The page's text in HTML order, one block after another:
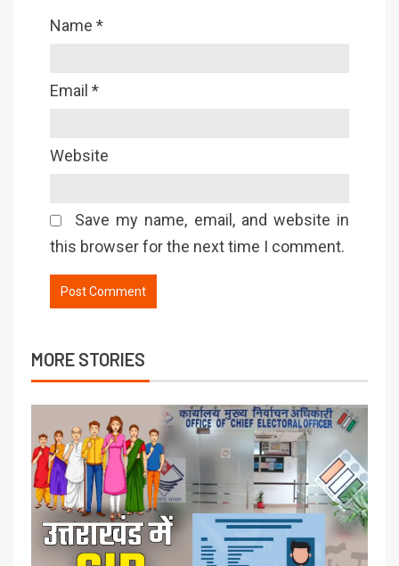
Name *
Email *
Website
Save my name, email, and website in
this browser for the next time I comment.
MORE STORIES